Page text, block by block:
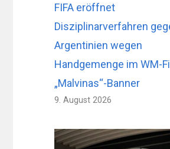
FIFA eröffnet
Disziplinarverfahren
Argentinien wegen
Handgemenge im WM-
„Malvinas“-Banner
9. August 2026